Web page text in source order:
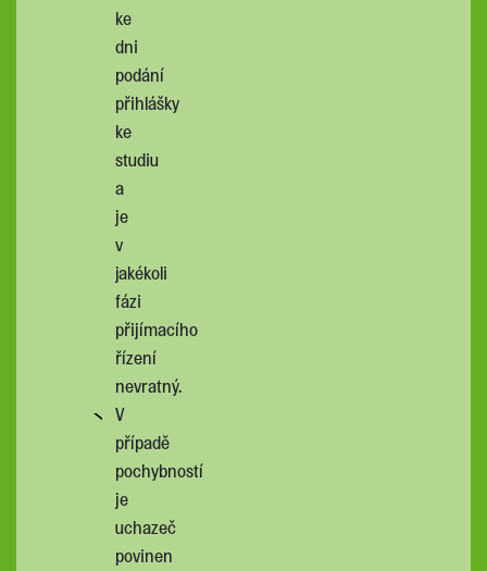
ke
dni
podání
přihlášky
ke
studiu
a
je
v
jakékoli
fázi
přijímacího
řízení
nevratný.
V
případě
pochybností
je
uchazeč
povinen